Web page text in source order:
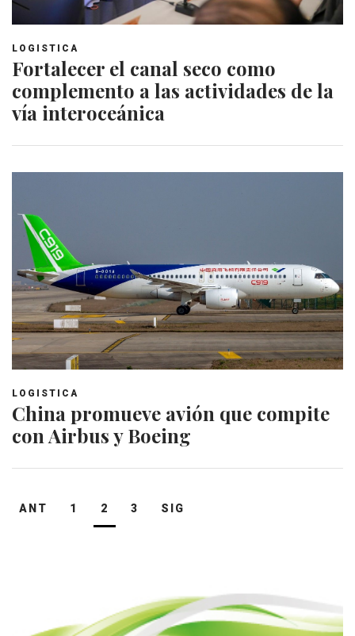
LOGISTICA
Fortalecer el canal seco como
complemento a las actividades de la
vía interoceánica
LOGISTICA
China promueve avión que compite
con Airbus y Boeing
Navegación
ANT 1 2 3 SIG